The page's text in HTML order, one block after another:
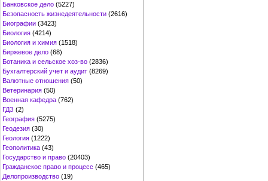
Банковское дело (5227)
Безопасность жизнедеятельности (2616)
Биографии (3423)
Биология (4214)
Биология и химия (1518)
Биржевое дело (68)
Ботаника и сельское хоз-во (2836)
Бухгалтерский учет и аудит (8269)
Валютные отношения (50)
Ветеринария (50)
Военная кафедра (762)
ГДЗ (2)
География (5275)
Геодезия (30)
Геология (1222)
Геополитика (43)
Государство и право (20403)
Гражданское право и процесс (465)
Делопроизводство (19)